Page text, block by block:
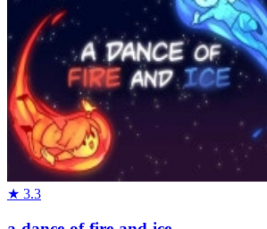
★ 3.3